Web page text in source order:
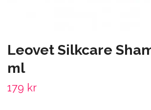
Leovet Silkcare
ml
179 kr